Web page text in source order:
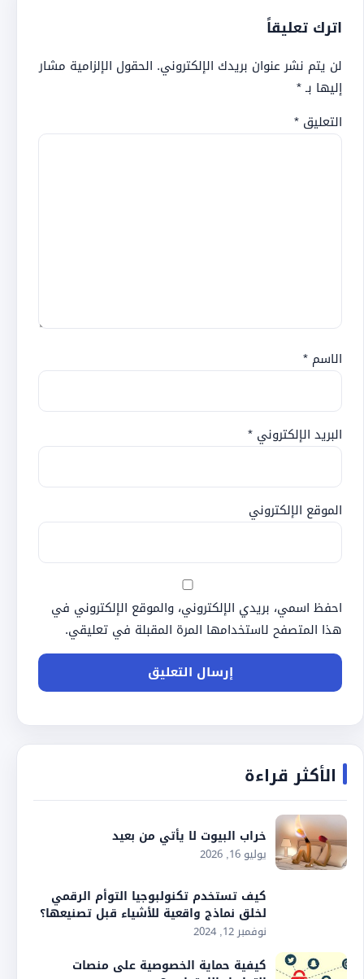
اترك تعليقاً
لن يتم نشر عنوان بريدك الإلكتروني. الحقول الإلزامية مشار
إليها بـ*
التعليق *
الاسم *
البريد الإلكتروني *
الموقع الإلكتروني
احفظ اسمي، بريدي الإلكتروني، والموقع الإلكتروني في
هذا المتصفح لاستخدامها المرة المقبلة في تعليقي.
الأكثر قراءة
خراب البيوت لا يأتي من بعيد
يوليو 16, 2026
كيف تستخدم تكنولبوجيا التوأم الرقمي
لخلق نماذج واقعية للأشياء قبل تصنيعها؟
نوفمبر 12, 2024
كيفية حماية الخصوصية على منصات